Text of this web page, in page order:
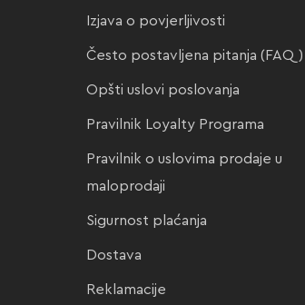
Izjava o povjerljivosti
Često postavljena pitanja (FAQ)
Opšti uslovi poslovanja
Pravilnik Loyalty Programa
Pravilnik o uslovima prodaje u
maloprodaji
Sigurnost plaćanja
Dostava
Reklamacije